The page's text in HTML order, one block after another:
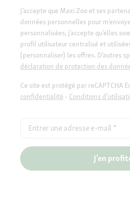
J’accepte que Maxi Zoo et ses
données personnelles pour
personnalisées, j’accepte qu’elles
profil utilisateur centralisé et
(personnaliser) les offres. D’autres
déclaration de protection des
Ce site est protégé par reCAPTCHA
confidentialité - Conditions
Entrer une adresse e-mail *
J'en